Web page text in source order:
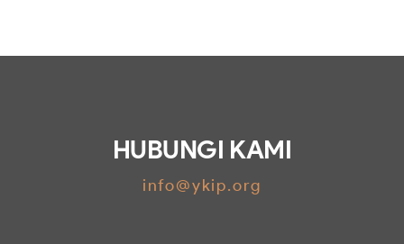
HUBUNGI KAMI
info@ykip.org